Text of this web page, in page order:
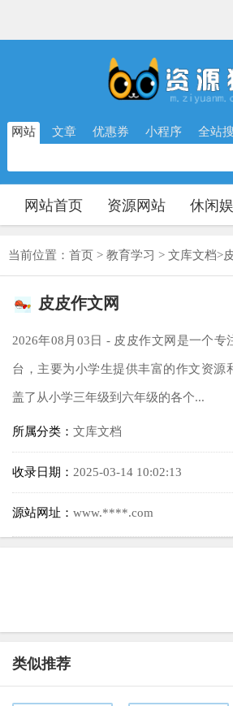
网站 文章 优惠券 小程序 全站搜
网站首页 资源网站 休闲
当前位置： 首页 > 教育学习 > 文库文档>
皮皮作文网
2026年08月03日 - 皮皮作文网是一个专
台，主要为小学生提供丰富的作文资源
盖了从小学三年级到六年级的各个...
所属分类： 文库文档
收录日期： 2025-03-14 10:02:13
源站网址： www.****.com
类似推荐